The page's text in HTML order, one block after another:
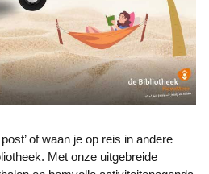
Met onze uitgebreide